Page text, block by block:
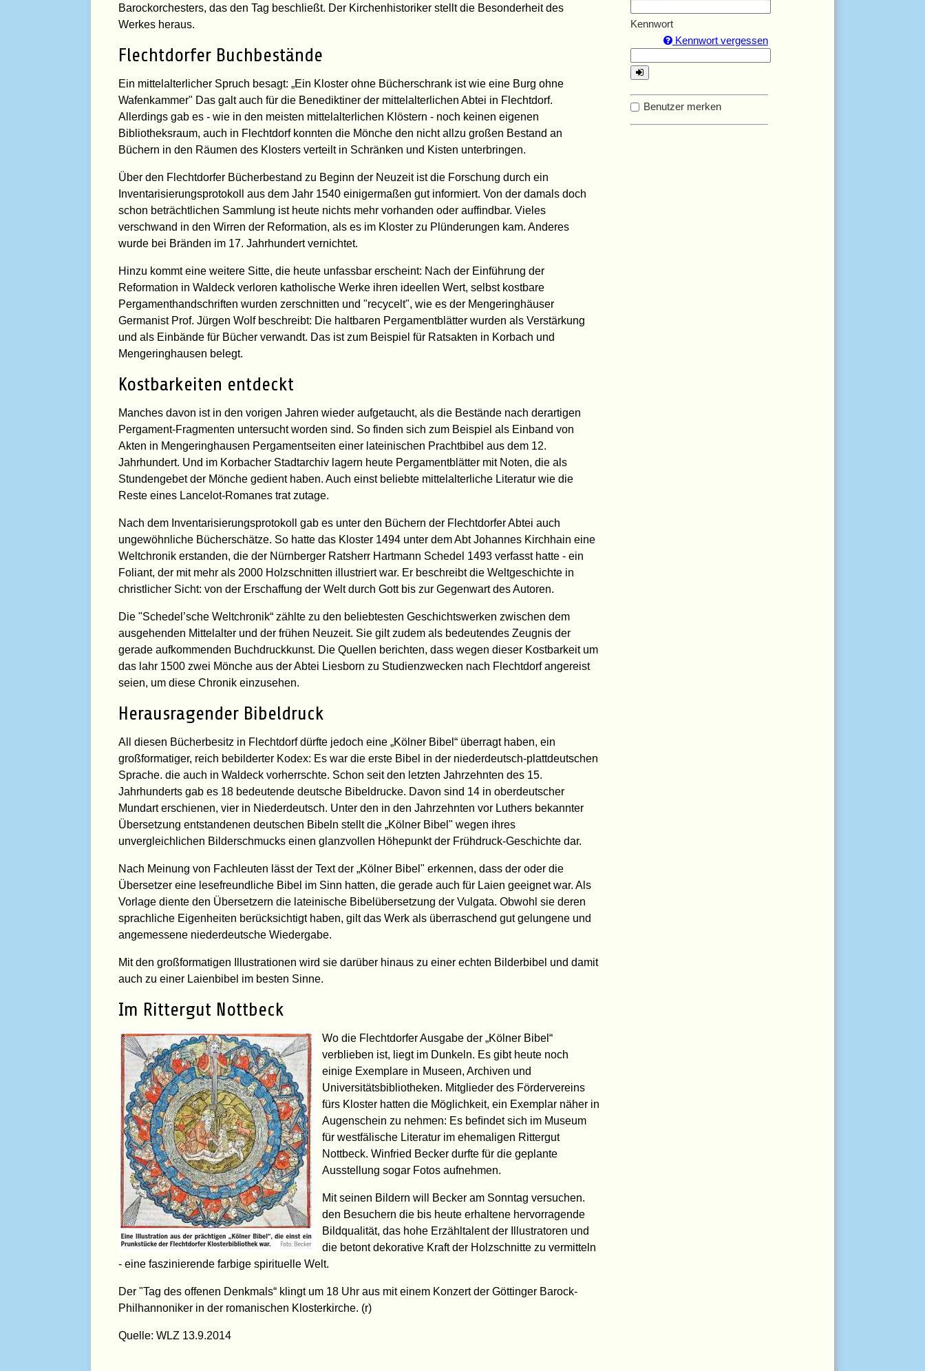
Barockorchesters, das den Tag beschließt. Der Kirchenhistoriker stellt die Besonderheit des
Werkes heraus.
Flechtdorfer Buchbestände
Ein mittelalterlicher Spruch besagt: „Ein Kloster ohne Bücherschrank ist wie eine Burg ohne
Wafenkammer" Das galt auch für die Benediktiner der mittelalterlichen Abtei in Flechtdorf.
Allerdings gab es - wie in den meisten mittelalterlichen Klöstern - noch keinen eigenen
Bibliotheksraum, auch in Flechtdorf konnten die Mönche den nicht allzu großen Bestand an
Büchern in den Räumen des Klosters verteilt in Schränken und Kisten unterbringen.
Über den Flechtdorfer Bücherbestand zu Beginn der Neuzeit ist die Forschung durch ein
Inventarisierungsprotokoll aus dem Jahr 1540 einigermaßen gut informiert. Von der damals doch
schon beträchtlichen Sammlung ist heute nichts mehr vorhanden oder aufﬁndbar. Vieles
verschwand in den Wirren der Reformation, als es im Kloster zu Plünderungen kam. Anderes
wurde bei Bränden im 17. Jahrhundert vernichtet.
Hinzu kommt eine weitere Sitte, die heute unfassbar erscheint: Nach der Einführung der
Reformation in Waldeck verloren katholische Werke ihren ideellen Wert, selbst kostbare
Pergamenthandschriften wurden zerschnitten und "recycelt", wie es der Mengeringhäuser
Germanist Prof. Jürgen Wolf beschreibt: Die haltbaren Pergamentblätter wurden als Verstärkung
und als Einbände für Bücher verwandt. Das ist zum Beispiel für Ratsakten in Korbach und
Mengeringhausen belegt.
Kostbarkeiten entdeckt
Manches davon ist in den vorigen Jahren wieder aufgetaucht, als die Bestände nach derartigen
Pergament-Fragmenten untersucht worden sind. So finden sich zum Beispiel als Einband von
Akten in Mengeringhausen Pergamentseiten einer lateinischen Prachtbibel aus dem 12.
Jahrhundert. Und im Korbacher Stadtarchiv lagern heute Pergamentblätter mit Noten, die als
Stundengebet der Mönche gedient haben. Auch einst beliebte mittelalterliche Literatur wie die
Reste eines Lancelot-Romanes trat zutage.
Nach dem Inventarisierungsprotokoll gab es unter den Büchern der Flechtdorfer Abtei auch
ungewöhnliche Bücherschätze. So hatte das Kloster 1494 unter dem Abt Johannes Kirchhain eine
Weltchronik erstanden, die der Nürnberger Ratsherr Hartmann Schedel 1493 verfasst hatte - ein
Foliant, der mit mehr als 2000 Holzschnitten illustriert war. Er beschreibt die Weltgeschichte in
christlicher Sicht: von der Erschaffung der Welt durch Gott bis zur Gegenwart des Autoren.
Die "Schedel’sche Weltchronik“ zählte zu den beliebtesten Geschichtswerken zwischen dem
ausgehenden Mittelalter und der frühen Neuzeit. Sie gilt zudem als bedeutendes Zeugnis der
gerade aufkommenden Buchdruckkunst. Die Quellen berichten, dass wegen dieser Kostbarkeit um
das lahr 1500 zwei Mönche aus der Abtei Liesborn zu Studienzwecken nach Flechtdorf angereist
seien, um diese Chronik einzusehen.
Herausragender Bibeldruck
All diesen Bücherbesitz in Flechtdorf dürfte jedoch eine „Kölner Bibel“ überragt haben, ein
großformatiger, reich bebilderter Kodex: Es war die erste Bibel in der niederdeutsch-plattdeutschen
Sprache. die auch in Waldeck vorherrschte. Schon seit den letzten Jahrzehnten des 15.
Jahrhunderts gab es 18 bedeutende deutsche Bibeldrucke. Davon sind 14 in oberdeutscher
Mundart erschienen, vier in Niederdeutsch. Unter den in den Jahrzehnten vor Luthers bekannter
Übersetzung entstandenen deutschen Bibeln stellt die „Kölner Bibel" wegen ihres
unvergleichlichen Bilderschmucks einen glanzvollen Höhepunkt der Frühdruck-Geschichte dar.
Nach Meinung von Fachleuten lässt der Text der „Kölner Bibel" erkennen, dass der oder die
Übersetzer eine lesefreundliche Bibel im Sinn hatten, die gerade auch für Laien geeignet war. Als
Vorlage diente den Übersetzern die lateinische Bibelübersetzung der Vulgata. Obwohl sie deren
sprachliche Eigenheiten berücksichtigt haben, gilt das Werk als überraschend gut gelungene und
angemessene niederdeutsche Wiedergabe.
Mit den großformatigen Illustrationen wird sie darüber hinaus zu einer echten Bilderbibel und damit
auch zu einer Laienbibel im besten Sinne.
Im Rittergut Nottbeck
Wo die Flechtdorfer Ausgabe der „Kölner Bibel“
verblieben ist, liegt im Dunkeln. Es gibt heute noch
einige Exemplare in Museen, Archiven und
Universitätsbibliotheken. Mitglieder des Fördervereins
fürs Kloster hatten die Möglichkeit, ein Exemplar näher in
Augenschein zu nehmen: Es beﬁndet sich im Museum
für westfälische Literatur im ehemaligen Rittergut
Nottbeck. Winfried Becker durfte für die geplante
Ausstellung sogar Fotos aufnehmen.
Mit seinen Bildern will Becker am Sonntag versuchen.
den Besuchern die bis heute erhaltene hervorragende
Bildqualität, das hohe Erzähltalent der Illustratoren und
die betont dekorative Kraft der Holzschnitte zu vermitteln
- eine faszinierende farbige spirituelle Welt.
Der "Tag des offenen Denkmals“ klingt um 18 Uhr aus mit einem Konzert der Göttinger Barock-
Philhannoniker in der romanischen Klosterkirche. (r)
Quelle: WLZ 13.9.2014
Kennwort
Kennwort vergessen
Benutzer merken